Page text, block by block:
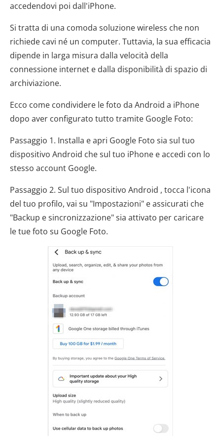
accedendovi poi dall'iPhone.
Si tratta di una comoda soluzione wireless che non
richiede cavi né un computer. Tuttavia, la sua efficacia
dipende in larga misura dalla velocità della
connessione internet e dalla disponibilità di spazio di
archiviazione.
Ecco come condividere le foto da Android a iPhone
dopo aver configurato tutto tramite Google Foto:
Passaggio 1. Installa e apri Google Foto sia sul tuo
dispositivo Android che sul tuo iPhone e accedi con lo
stesso account Google.
Passaggio 2. Sul tuo dispositivo Android , tocca l'icona
del tuo profilo, vai su "Impostazioni" e assicurati che
"Backup e sincronizzazione" sia attivato per caricare
le tue foto su Google Foto.